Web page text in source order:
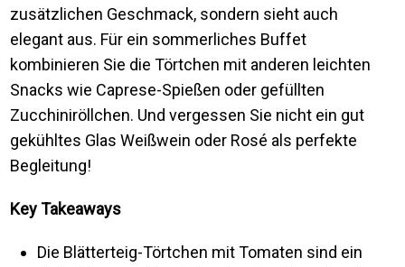
zusätzlichen Geschmack, sondern sieht auch
elegant aus. Für ein sommerliches Buffet
kombinieren Sie die Törtchen mit anderen leichten
Snacks wie Caprese-Spießen oder gefüllten
Zucchiniröllchen. Und vergessen Sie nicht ein gut
gekühltes Glas Weißwein oder Rosé als perfekte
Begleitung!
Key Takeaways
Die Blätterteig-Törtchen mit Tomaten sind ein